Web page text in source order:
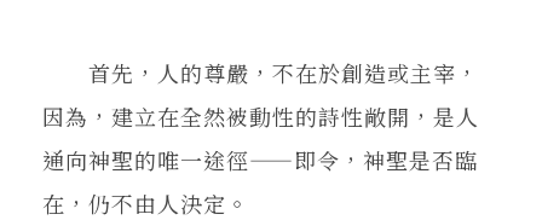
首先，人的尊嚴，不在於創造或主宰，
因為，建立在全然被動性的詩性敞開，是人
通向神聖的唯一途徑——即令，神聖是否臨
在，仍不由人決定。